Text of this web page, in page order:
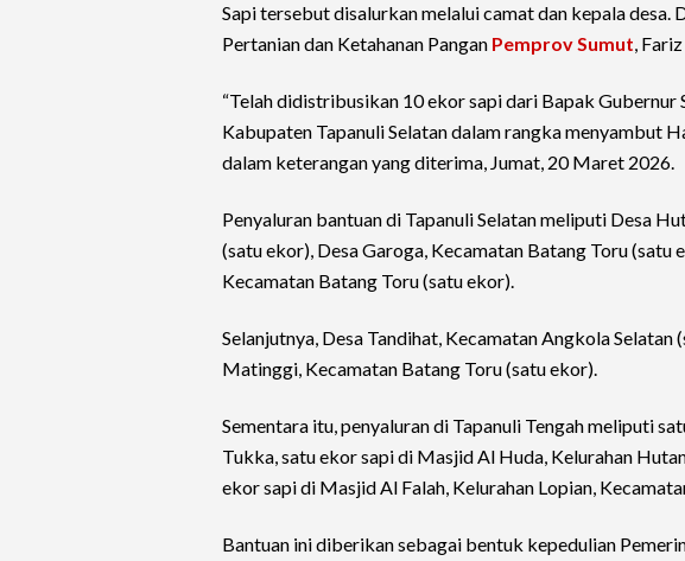
Sapi tersebut disalurkan melalui camat dan kepala desa.
Pertanian dan Ketahanan Pangan Pemprov Sumut,
“Telah didistribusikan 10 ekor sapi dari Bapak
Kabupaten Tapanuli Selatan dalam rangka menyambut
dalam keterangan yang diterima, Jumat, 20 Maret 2026.
Penyaluran bantuan di Tapanuli Selatan meliputi Desa
(satu ekor), Desa Garoga, Kecamatan Batang Toru (satu
Kecamatan Batang Toru (satu ekor).
Selanjutnya, Desa Tandihat, Kecamatan Angkola Selatan
Matinggi, Kecamatan Batang Toru (satu ekor).
Sementara itu, penyaluran di Tapanuli Tengah meliputi
Tukka, satu ekor sapi di Masjid Al Huda, Kelurahan
ekor sapi di Masjid Al Falah, Kelurahan Lopian,
Bantuan ini diberikan sebagai bentuk kepedulian